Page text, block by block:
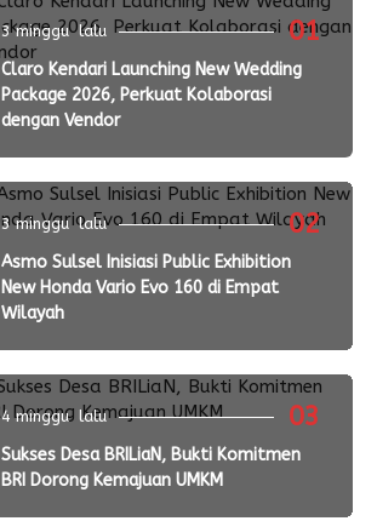
01
3 minggu lalu
Claro Kendari Launching New Wedding
Package 2026, Perkuat Kolaborasi
dengan Vendor
02
3 minggu lalu
Asmo Sulsel Inisiasi Public Exhibition
New Honda Vario Evo 160 di Empat
Wilayah
03
4 minggu lalu
Sukses Desa BRILiaN, Bukti Komitmen
BRI Dorong Kemajuan UMKM